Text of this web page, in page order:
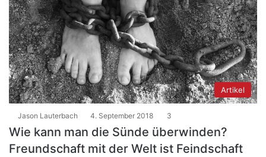
Artikel
Jason Lauterbach 4. September 2018 3
Wie kann man die Sünde überwinden?
Freundschaft mit der Welt ist Feindschaft